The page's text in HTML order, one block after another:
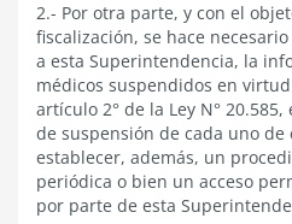
2.- Por otra parte, y con el
fiscalización, se hace
a esta Superintendencia, la
médicos suspendidos en
artículo 2° de la Ley N°
de suspensión de cada uno
establecer, además, un
periódica o bien un acceso
por parte de esta